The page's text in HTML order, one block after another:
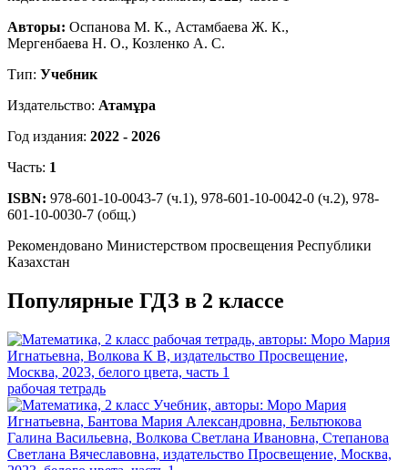
Авторы: Оспанова М. К., Астамбаева Ж. К.,
Мергенбаева Н. О., Козленко А. С.
Тип: Учебник
Издательство: Атамұра
Год издания: 2022 - 2026
Часть: 1
ISBN: 978-601-10-0043-7 (ч.1), 978-601-10-0042-0 (ч.2), 978-
601-10-0030-7 (общ.)
Рекомендовано Министерством просвещения Республики
Казахстан
Популярные ГДЗ в 2 классе
рабочая тетрадь